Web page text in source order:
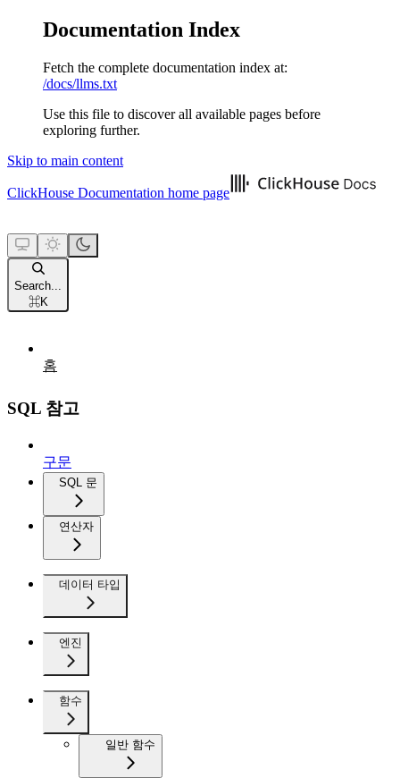
Documentation Index
Fetch the complete documentation index at:
/docs/llms.txt
Use this file to discover all available pages before
exploring further.
Skip to main content
ClickHouse Documentation home page
Search...
⌘K
홈
SQL 참고
구문
SQL 문
연산자
데이터 타입
엔진
함수
일반 함수